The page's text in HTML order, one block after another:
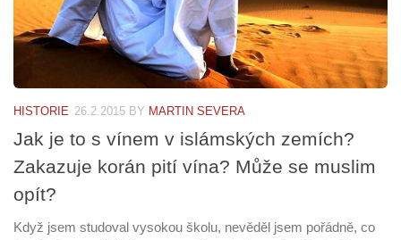
HISTORIE 26.2.2015 BY MARTIN SEVERA
Jak je to s vínem v islámských zemích?
Zakazuje korán pití vína? Může se muslim
opít?
Když jsem studoval vysokou školu, nevěděl jsem pořádně, co